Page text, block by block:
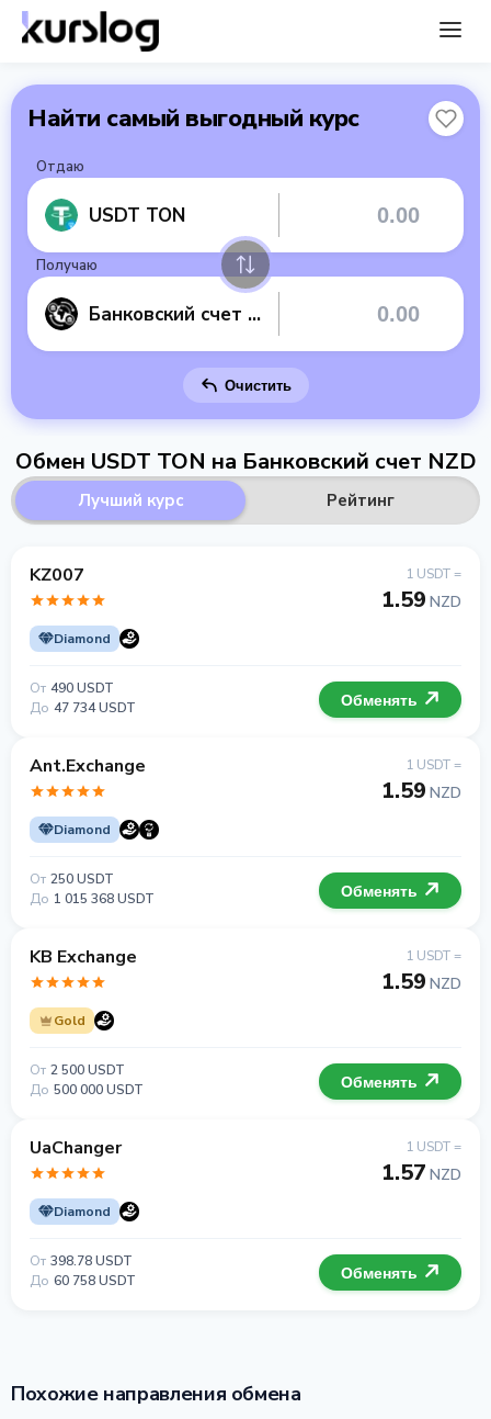
Найти самый выгодный курс
Отдаю
USDT TON
Получаю
Банковский счет NZD
Очистить
Обмен USDT TON на Банковский счет NZD
Лучший курс Рейтинг
KZ007
Diamond
1 USDT =
1.59 NZD
От 490 USDT
До 47 734 USDT Обменять
Ant.Exchange
Diamond
1 USDT =
1.59 NZD
От 250 USDT
До 1 015 368 USDT Обменять
KB Exchange
Gold
1 USDT =
1.59 NZD
От 2 500 USDT
До 500 000 USDT Обменять
UaChanger
Diamond
1 USDT =
1.57 NZD
От 398.78 USDT
До 60 758 USDT Обменять
Похожие направления обмена